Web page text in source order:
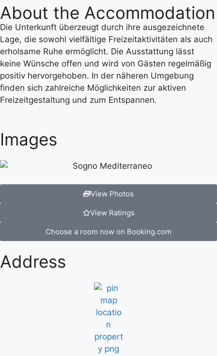
About the Accommodation
Die Unterkunft überzeugt durch ihre ausgezeichnete
Lage, die sowohl vielfältige Freizeitaktivitäten als auch
erholsame Ruhe ermöglicht. Die Ausstattung lässt
keine Wünsche offen und wird von Gästen regelmäßig
positiv hervorgehoben. In der näheren Umgebung
finden sich zahlreiche Möglichkeiten zur aktiven
Freizeitgestaltung und zum Entspannen.
Images
View Photos
View Ratings
Choose a room now on Booking.com
Address